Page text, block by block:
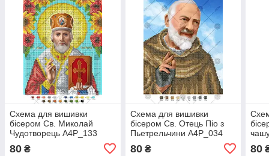
Схема для вишивки
бісером Св. Миколай
Чудотворець А4Р_133
80 ₴
Схема для вишивки
бісером Св. Отець Піо з
Пьетрельчини А4Р_034
80₴ 80